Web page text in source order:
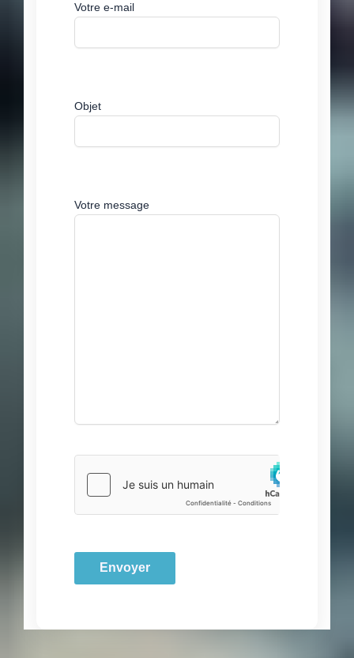
Votre e-mail
Objet
Votre message